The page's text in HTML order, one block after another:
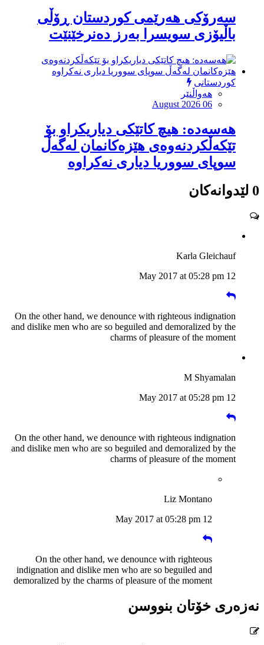
سەرۆكی هەرێمی كوردستان ڕۆڵی
باڵیۆزی سویسرا بەرز دەنرخێنێت
کوردستانی
هەواڵنێر
August 2026 06
هەسەدە: هیچ کاتێکی دیاریکراو بۆ
تێکەڵکردنەوەی هێزەکانمان لەگەڵ
سوپای سووریا دیاری نەکراوە
0 لێدوانەکان
Karla Gleichauf
12 May 2017 at 05:28 pm
On the other hand, we denounce with righteous indignation
and dislike men who are so beguiled and demoralized by the
charms of pleasure of the moment
M Shyamalan
12 May 2017 at 05:28 pm
On the other hand, we denounce with righteous indignation
and dislike men who are so beguiled and demoralized by the
charms of pleasure of the moment
Liz Montano
12 May 2017 at 05:28 pm
On the other hand, we denounce with righteous
indignation and dislike men who are so beguiled and
demoralized by the charms of pleasure of the moment
نەزەری خۆتان بنووسن